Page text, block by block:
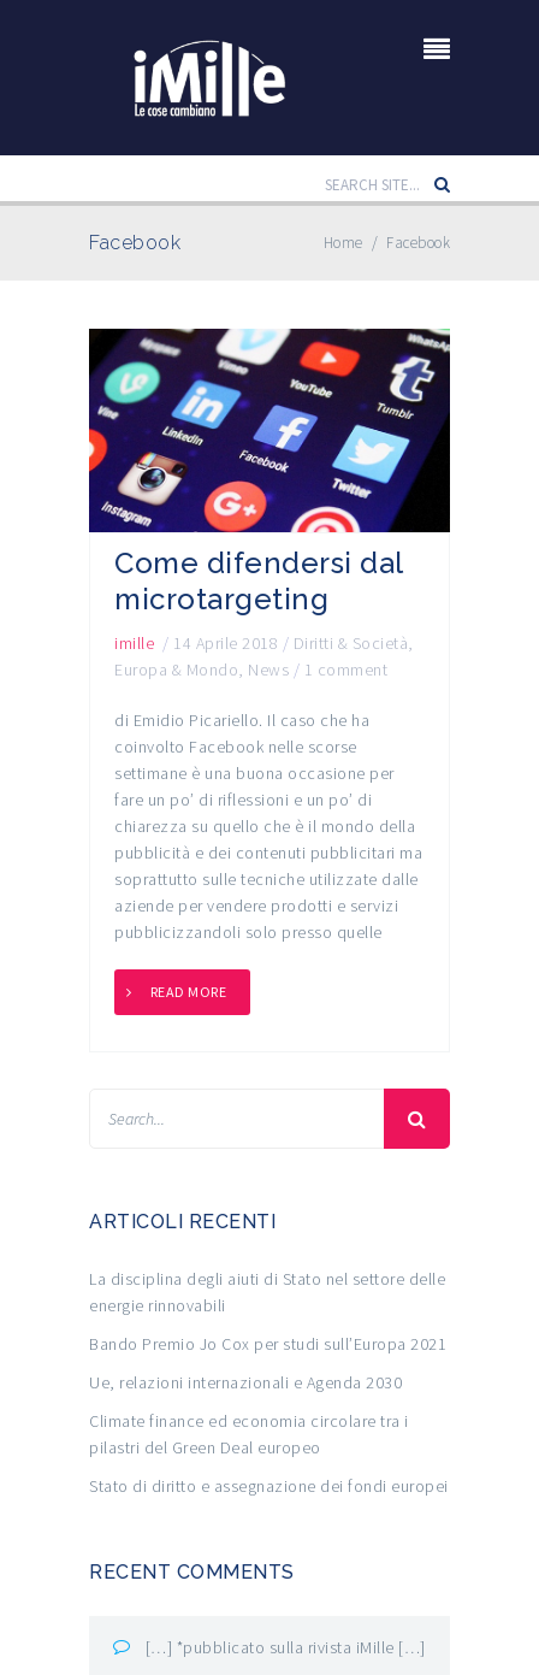
Facebook Home / Facebook
Come difendersi dal
microtargeting
imille / 14 Aprile 2018 / Diritti & Società,
Europa & Mondo, News / 1 comment
di Emidio Picariello. Il caso che ha
coinvolto Facebook nelle scorse
settimane è una buona occasione per
fare un po’ di riflessioni e un po’ di
chiarezza su quello che è il mondo della
pubblicità e dei contenuti pubblicitari ma
soprattutto sulle tecniche utilizzate dalle
aziende per vendere prodotti e servizi
pubblicizzandoli solo presso quelle
READ MORE
ARTICOLI RECENTI
La disciplina degli aiuti di Stato nel settore delle
energie rinnovabili
Bando Premio Jo Cox per studi sull’Europa 2021
Ue, relazioni internazionali e Agenda 2030
Climate finance ed economia circolare tra i
pilastri del Green Deal europeo
Stato di diritto e assegnazione dei fondi europei
RECENT COMMENTS
[…] *pubblicato sulla rivista iMille […]